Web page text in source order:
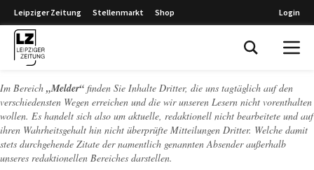
Leipziger Zeitung Stellenmarkt Shop Login
Im Bereich „Melder“ finden Sie Inhalte Dritter, die uns tagtäglich auf den
verschiedensten Wegen erreichen und die wir unseren Lesern nicht vorenthalten
wollen. Es handelt sich also um aktuelle, redaktionell nicht bearbeitete und auf
ihren Wahrheitsgehalt hin nicht überprüfte Mitteilungen Dritter. Welche damit
stets durchgehende Zitate der namentlich genannten Absender außerhalb
unseres redaktionellen Bereiches darstellen.